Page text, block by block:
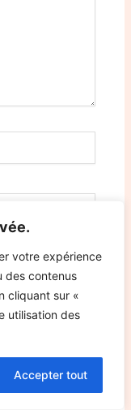
votre expérience
des contenus
cliquant sur «
utilisation des
Accepter tout
in this browser